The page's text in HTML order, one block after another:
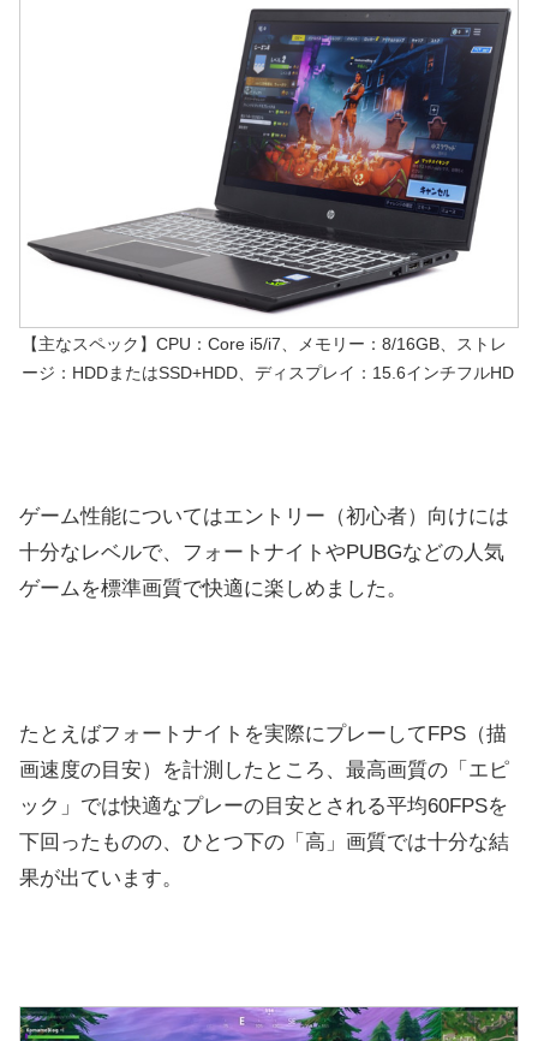
【主なスペック】CPU：Core i5/i7、メモリー：8/16GB、ストレ
ージ：HDDまたはSSD+HDD、ディスプレイ：15.6インチフルHD
ゲーム性能についてはエントリー（初心者）向けには
十分なレベルで、フォートナイトやPUBGなどの人気
ゲームを標準画質で快適に楽しめました。
たとえばフォートナイトを実際にプレーしてFPS（描
画速度の目安）を計測したところ、最高画質の「エピ
ック」では快適なプレーの目安とされる平均60FPSを
下回ったものの、ひとつ下の「高」画質では十分な結
果が出ています。